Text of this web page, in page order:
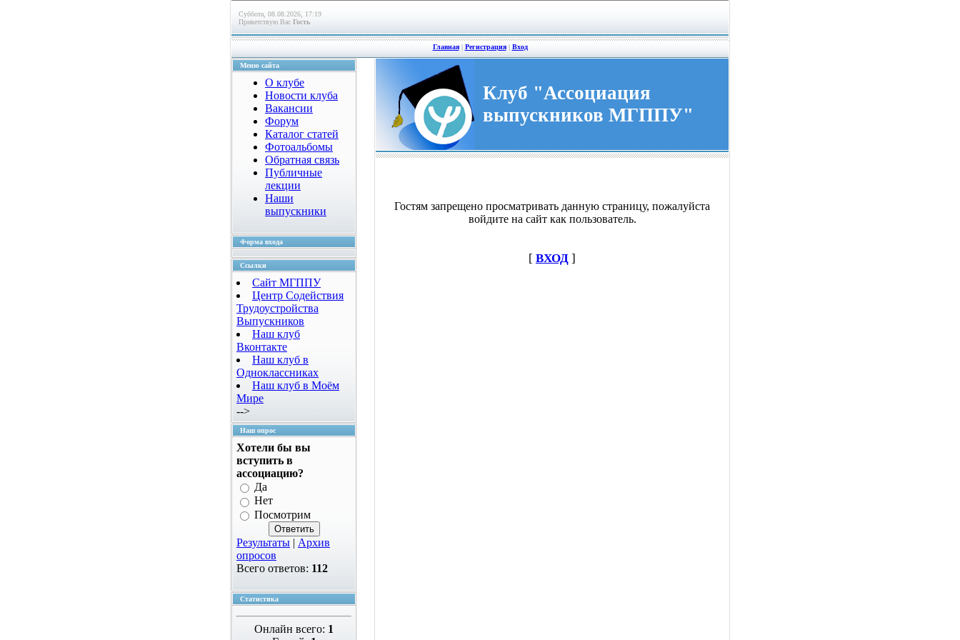
Суббота, 08.08.2026, 17:19
Приветствую Вас Гость
Главная| Регистрация| Вход
Меню сайта
О клубе
Новости клуба
Вакансии
Форум
Каталог статей
Фотоальбомы
Обратная связь
Публичные
лекции
Наши
выпускники
Форма входа
Ссылки
Сайт МГППУ
Центр Содействия
Трудоустройства
Выпускников
Наш клуб
Вконтакте
Наш клуб в
Одноклассниках
Наш клуб в Моём
Мире
-->
Наш опрос
Хотели бы вы
вступить в
ассоциацию?
Да
Нет
Посмотрим
Результаты | Архив
опросов
Всего ответов: 112
Статистика
Онлайн всего: 1
Клуб "Ассоциация
выпускников МГППУ"
Гостям запрещено просматривать данную страницу, пожалуйста
войдите на сайт как пользователь.
[ ВХОД ]